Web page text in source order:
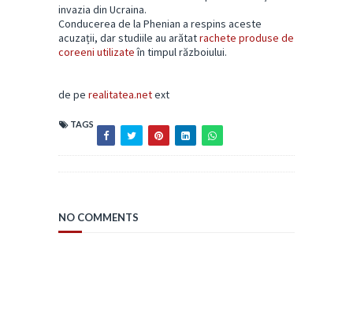
invazia din Ucraina.
Conducerea de la Phenian a respins aceste
acuzații, dar studiile au arătatrachete produse de
coreeni utilizateîn timpul războiului.
de pe realitatea.netext
TAGS
NO COMMENTS